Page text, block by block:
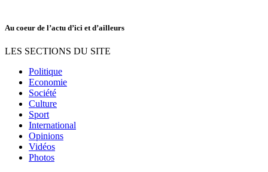
Au coeur de l’actu d’ici et d’ailleurs
LES SECTIONS DU SITE
Politique
Economie
Société
Culture
Sport
International
Opinions
Vidéos
Photos